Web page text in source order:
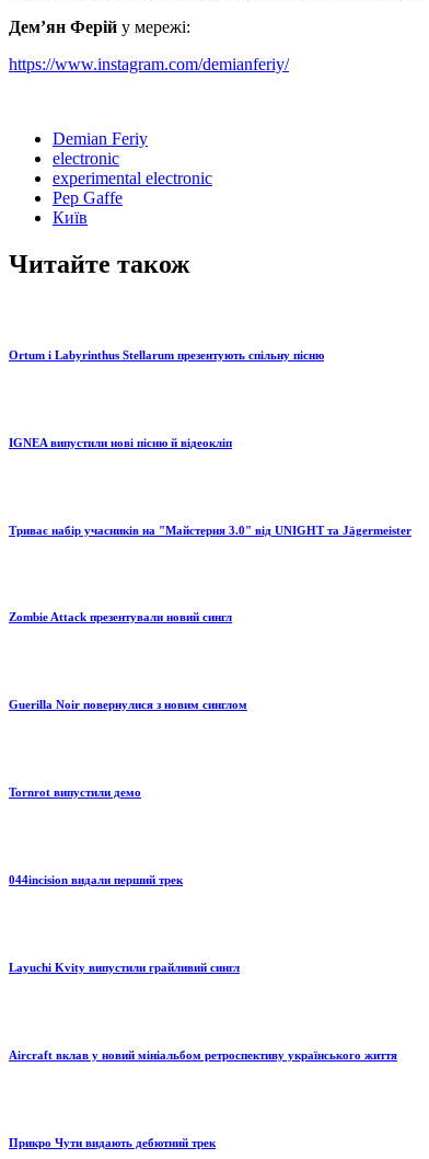
Демʼян Ферій у мережі:
https://www.instagram.com/demianferiy/
Demian Feriy
electronic
experimental electronic
Pep Gaffe
Київ
Читайте також
Ortum і Labyrinthus Stellarum презентують спільну пісню
IGNEA випустили нові пісню й відеокліп
Триває набір учасників на "Майстерня 3.0" від UNIGHT та Jägermeister
Zombie Attack презентували новий сингл
Guerilla Noir повернулися з новим синглом
Tornrot випустили демо
044incision видали перший трек
Layuchi Kvity випустили грайливий сингл
Aircraft вклав у новий мініальбом ретроспективу українського життя
Прикро Чути видають дебютний трек